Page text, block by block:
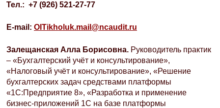
Тел.: +7 (926) 521-27-77
E-mail: OITikholuk.mail@ncaudit.ru
Залещанская Алла Борисовна. Руководитель практик
– «Бухгалтерский учёт и консультирование»,
«Налоговый учёт и консультирование», «Решение
бухгалтерских задач средствами платформы
«1С:Предприятие 8», «Разработка и применение
бизнес-приложений 1С на базе платформы